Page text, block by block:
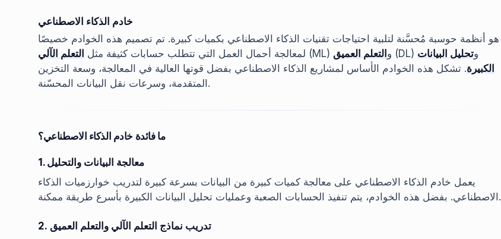
خادم الذكاء الاصطناعي
هو أنظمة حوسبة مُحسَّنة لتلبية احتياجات تقنيات الذكاء الاصطناعي بكميات كبيرة. تم تصميم هذه الخوادم خصيصًا
لمعالجة أحمال العمل التي تتطلب حسابات كثيفة مثل التعلم الآلي (ML) و التعلم العميق (DL) وتحليل البيانات
الكبيرة. تشكل هذه الخوادم الأساس لمشاريع الذكاء الاصطناعي بفضل قوتها العالية في المعالجة، وسعة التخزين
المتقدمة، وسرعات نقل البيانات المحسّنة.
ما فائدة خادم الذكاء الاصطناعي؟
1. معالجة البيانات والتحليل
يعمل خادم الذكاء الاصطناعي على معالجة كميات كبيرة من البيانات بسرعة كبيرة لتدريب خوارزميات الذكاء
الاصطناعي. بفضل هذه الخوادم، يتم تنفيذ الحسابات الصعبة وعمليات تحليل البيانات الكبيرة بأسرع طريقة ممكنة.
2. تدريب نماذج التعلم الآلي والتعلم العميق